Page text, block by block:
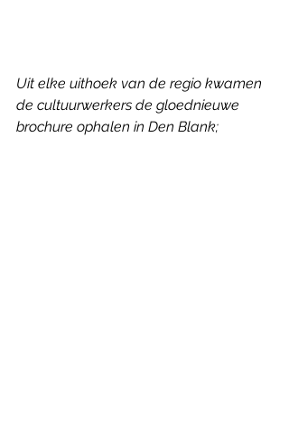
Uit elke uithoek van de regio kwamen
de cultuurwerkers de gloednieuwe
brochure ophalen in Den Blank;